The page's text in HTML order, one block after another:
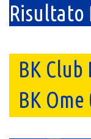
Risultato
BK Club
BK Ome